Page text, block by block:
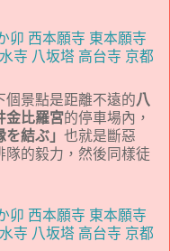
個景點是距離不遠的八
金比羅宮的停車場內，
を結ぶ」 也就是斷惡
隊的毅力，然後同樣徒